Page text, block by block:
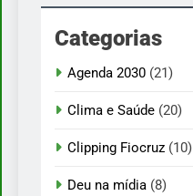
Categorias
Agenda 2030 (21)
Clima e Saúde (20)
Clipping Fiocruz (10)
Deu na mídia (8)